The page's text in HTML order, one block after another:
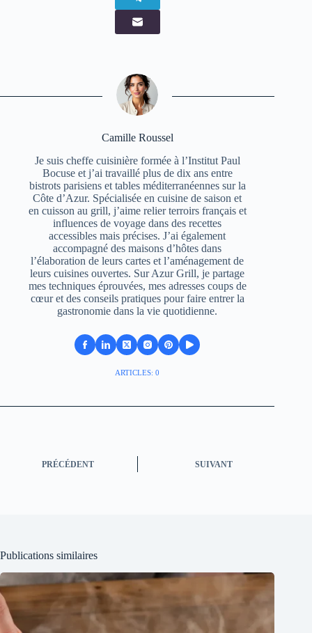
Camille Roussel
Je suis cheffe cuisinière formée à l’Institut Paul
Bocuse et j’ai travaillé plus de dix ans entre
bistrots parisiens et tables méditerranéennes sur la
Côte d’Azur. Spécialisée en cuisine de saison et
en cuisson au grill, j’aime relier terroirs français et
influences de voyage dans des recettes
accessibles mais précises. J’ai également
accompagné des maisons d’hôtes dans
l’élaboration de leurs cartes et l’aménagement de
leurs cuisines ouvertes. Sur Azur Grill, je partage
mes techniques éprouvées, mes adresses coups de
cœur et des conseils pratiques pour faire entrer la
gastronomie dans la vie quotidienne.
ARTICLES: 0
PRÉCÉDENT SUIVANT
Publications similaires